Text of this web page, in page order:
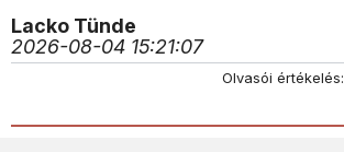
Lacko Tünde
2026-08-04 15:21:07
Olvasói értékelés: